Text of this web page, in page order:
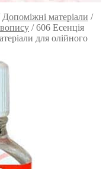
Допоміжні матеріали /
/606 Есенція
для олійного